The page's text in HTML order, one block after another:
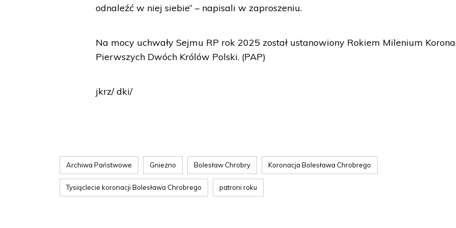
odnaleźć w niej siebie” – napisali w zaproszeniu.
Na mocy uchwały Sejmu RP rok 2025 został ustanowiony Rokiem Milenium
Pierwszych Dwóch Królów Polski. (PAP)
jkrz/ dki/
Archiwa Państwowe Gniezno Bolesław Chrobry Koronacja Bolesława Chrobrego
Tysiąclecie koronacji Bolesława Chrobrego patroni roku